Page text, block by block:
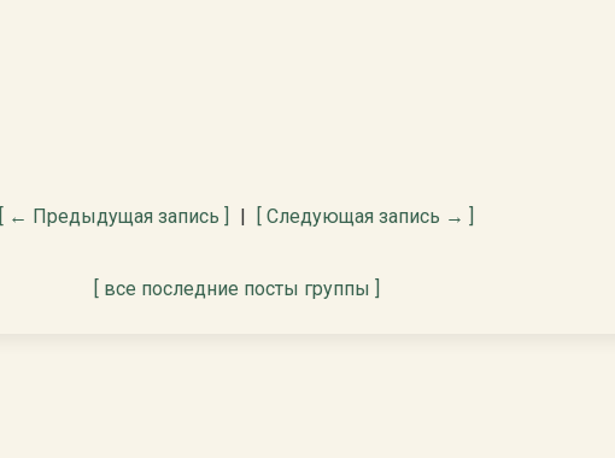
[ ← Предыдущая запись ] | [ Следующая запись → ]
[ все последние посты группы ]